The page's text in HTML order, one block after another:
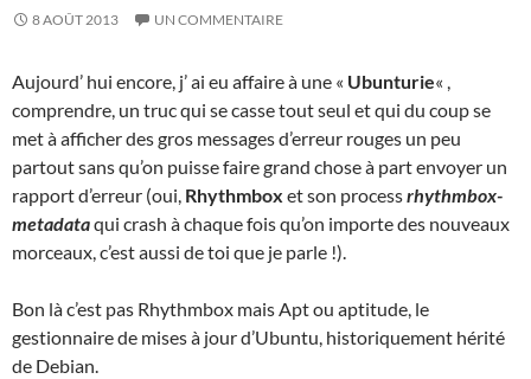
8 AOÛT 2013 UN COMMENTAIRE
Aujourd’ hui encore, j’ ai eu affaire à une « Ubunturie« ,
comprendre, un truc qui se casse tout seul et qui du coup se
met à afficher des gros messages d’erreur rouges un peu
partout sans qu’on puisse faire grand chose à part envoyer un
rapport d’erreur (oui, Rhythmbox et son processrhythmbox-
metadataqui crash à chaque fois qu’on importe des nouveaux
morceaux, c’est aussi de toi que je parle !).
Bon là c’est pas Rhythmbox mais Apt ou aptitude, le
gestionnaire de mises à jour d’Ubuntu, historiquement hérité
de Debian.